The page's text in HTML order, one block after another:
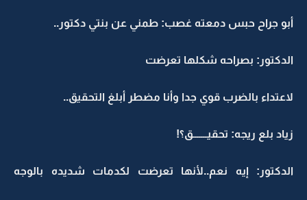
أبو جراح حبس دمعته غصب: طمني عن بنتي دكتور..
الدكتور: بصراحه شكلها تعرضت
لاعتداء بالضرب قوي جدا وأنا مضطر أبلغ التحقيق..
زياد بلع ريجه: تحقيـــــــق؟!
الدكتور: إيه نعم..لأنها تعرضت لكدمات شديده بالوجه